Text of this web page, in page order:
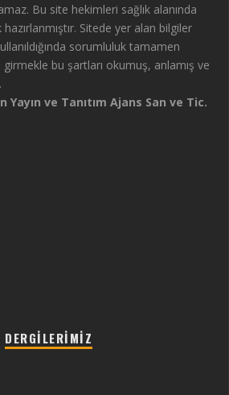
Bu site hekimleri sağlık alanında
Sitede yer alan bilgiler
sorumluluk tamamen
girmekle bu şartları okumuş, anlamış ve
Yayın ve Tanıtım Ajans San ve Tic.
DERGILERIMIZ